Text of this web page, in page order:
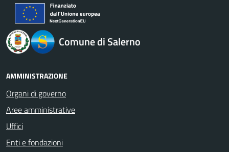
logo Unione Europea
Comune di Salerno
AMMINISTRAZIONE
Organi di governo
Aree amministrative
Uffici
Enti e fondazioni